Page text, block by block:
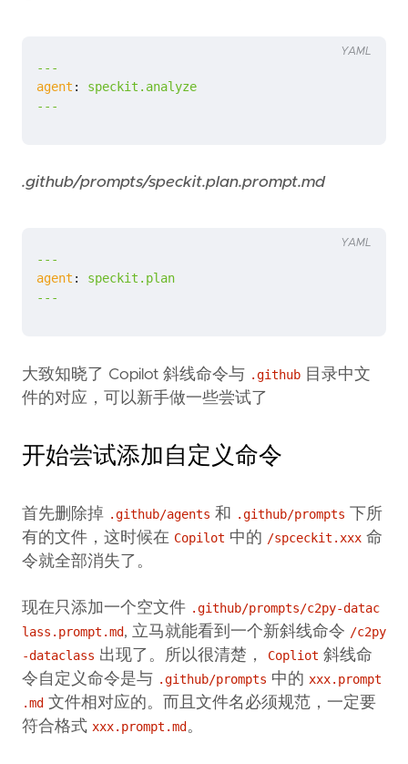
---
agent :
speckit.analyze
---
YAML
.github/prompts/speckit.plan.prompt.md
---
agent :
speckit.plan
---
YAML
大致知晓了 Copilot 斜线命令与 .github 目录中文
件的对应，可以新手做一些尝试了
开始尝试添加自定义命令
首先删除掉 .github/agents 和 .github/prompts
下所
有的文件，这时候在 Copilot 中的 /spceckit.xxx 命
令就全部消失了。
现在只添加一个空文件 .github/prompts/c2py-datac
lass.prompt.md, 立马就能看到一个新斜线命令 /c2py
-dataclass 出现了。所以很清楚， Copliot 斜线命
令自定义命令是与 .github/prompts 中的 xxx.prompt
.md 文件相对应的。而且文件名必须规范，一定要
符合格式 xxx.prompt.md 。